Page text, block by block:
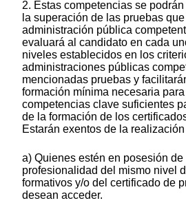
2. Estas competencias se
la superación de las pruebas
administración pública
evaluará al candidato en cada
niveles establecidos en los
administraciones públicas
mencionadas pruebas y
formación mínima necesaria
competencias clave suficientes
de la formación de los
Estarán exentos de la
a) Quienes estén en posesión
profesionalidad del mismo nivel
formativos y/o del certificado de
desean acceder.